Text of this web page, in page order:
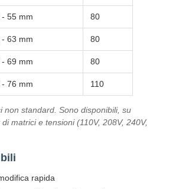
- 55 mm 80
- 63 mm 80
- 69 mm 80
- 76 mm 110
non standard. Sono disponibili, su
matrici e tensioni (110V, 208V, 240V,
rapida